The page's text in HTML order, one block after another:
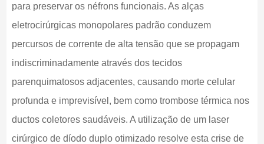
para preservar os néfrons funcionais. As alças
eletrocirúrgicas monopolares padrão conduzem
percursos de corrente de alta tensão que se propagam
indiscriminadamente através dos tecidos
parenquimatosos adjacentes, causando morte celular
profunda e imprevisível, bem como trombose térmica nos
ductos coletores saudáveis. A utilização de um laser
cirúrgico de díodo duplo otimizado resolve esta crise de